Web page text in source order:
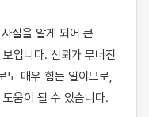
입니다. 신뢰가 무너진
도 매우 힘든 일이므로,
움이 될 수 있습니다.